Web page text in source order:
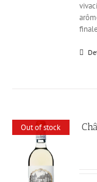
Out of stock